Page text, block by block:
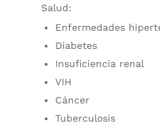
Salud:
Enfermedades
Diabetes
Insuficiencia renal
VIH
Cáncer
Tuberculosis